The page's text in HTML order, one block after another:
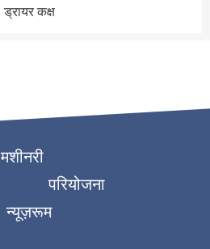
ड्रायर कक्ष
मशीनरी
परियोजना
न्यूज़रूम